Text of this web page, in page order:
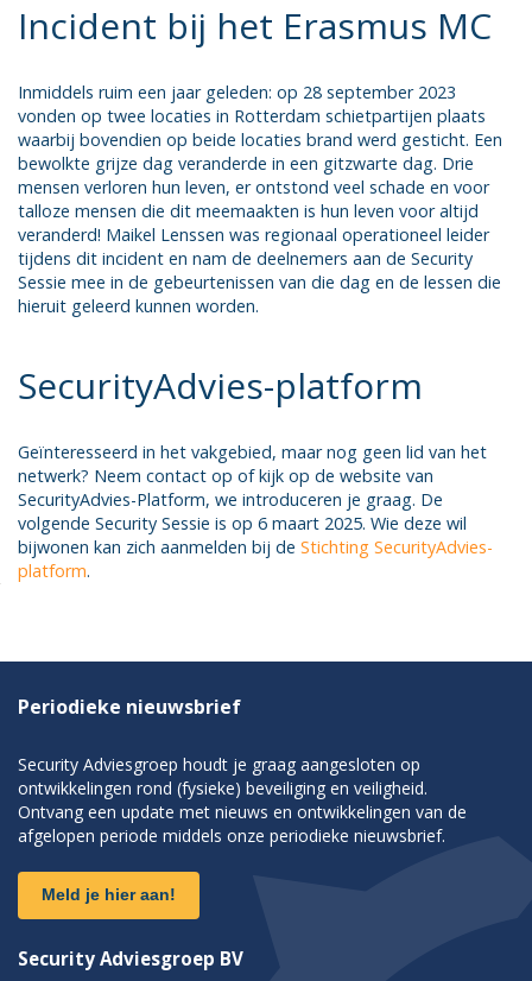
Incident bij het Erasmus MC
Inmiddels ruim een jaar geleden: op 28 september 2023
vonden op twee locaties in Rotterdam schietpartijen plaats
waarbij bovendien op beide locaties brand werd gesticht. Een
bewolkte grijze dag veranderde in een gitzwarte dag. Drie
mensen verloren hun leven, er ontstond veel schade en voor
talloze mensen die dit meemaakten is hun leven voor altijd
veranderd! Maikel Lenssen was regionaal operationeel leider
tijdens dit incident en nam de deelnemers aan de Security
Sessie mee in de gebeurtenissen van die dag en de lessen die
hieruit geleerd kunnen worden.
SecurityAdvies-platform
Geïnteresseerd in het vakgebied, maar nog geen lid van het
netwerk? Neem contact op of kijk op de website van
SecurityAdvies-Platform, we introduceren je graag. De
volgende Security Sessie is op 6 maart 2025. Wie deze wil
bijwonen kan zich aanmelden bij de Stichting SecurityAdvies-
platform.
Periodieke nieuwsbrief
Security Adviesgroep houdt je graag aangesloten op
ontwikkelingen rond (fysieke) beveiliging en veiligheid.
Ontvang een update met nieuws en ontwikkelingen van de
afgelopen periode middels onze periodieke nieuwsbrief.
Meld je hier aan!
Security Adviesgroep BV